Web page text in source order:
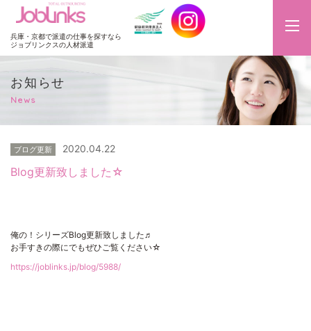
JobLinks
兵庫・京都で派遣の仕事を探すなら
ジョブリンクスの人材派遣
お知らせ
News
ブログ更新 2020.04.22
Blog更新致しました☆
俺の！シリーズBlog更新致しました♬
お手すきの際にでもぜひご覧ください☆
https://joblinks.jp/blog/5988/